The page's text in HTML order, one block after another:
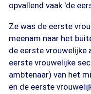
opvallend vaak 'de
Ze was de eerste
meenam naar het
de eerste vrouwelijke
eerste vrouwelijke
ambtenaar) van het
en de eerste